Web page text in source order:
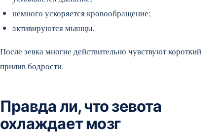
немного ускоряется кровообращение;
активируются мышцы.
После зевка многие действительно чувствуют короткий
прилив бодрости.
Правда ли, что зевота
охлаждает мозг